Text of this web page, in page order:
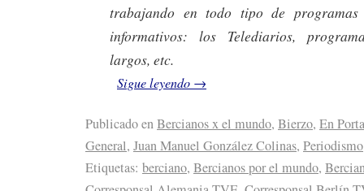
trabajando en todo tipo de
informativos: los Telediarios,
largos, etc.
Sigue leyendo →
Publicado enBercianos x el mundo, Bierzo, En
General, Juan Manuel González Colinas, Periodismo
Etiquetas: berciano, Bercianos por el mundo,